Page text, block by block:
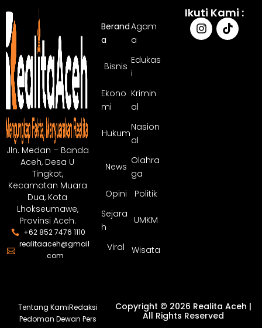
Jln. Medan – Banda
Aceh, Desa U
Tingkot,
Kecamatan Muara
Dua, Kota
Lhokseumawe,
Provinsi Aceh.
+62 852 7476 1110
realitaaceh@gmail
.com
Berand
a
Agam
a
Bisnis
Edukas
i
Ekono
mi
Krimin
al
Hukum
Nasion
al
News
Olahra
ga
Opini
Politik
Sejara
h
UMKM
Viral Wisata
Ikuti Kami :
Tentang KamiRedaksi
Pedoman Dewan Pers
Copyright © 2026 Realita Aceh |
All Rights Reserved